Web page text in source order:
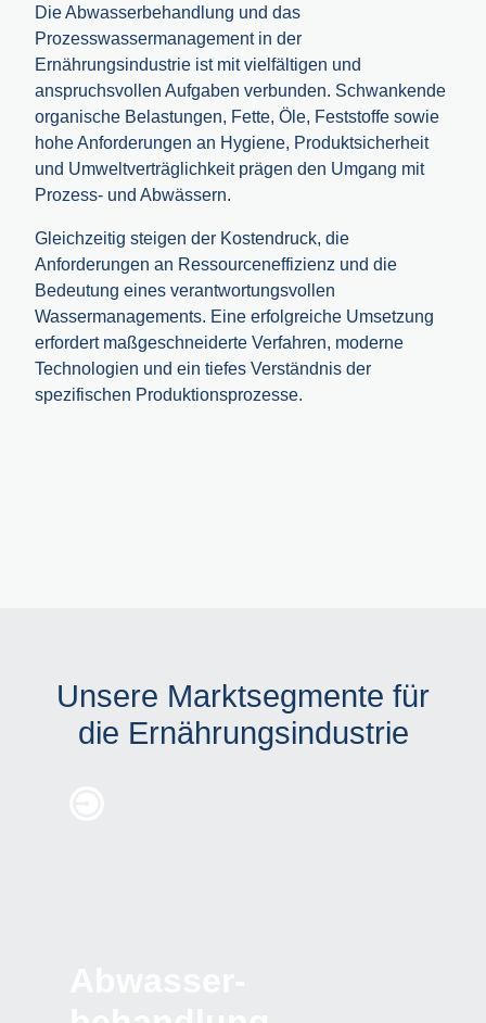
Die Abwasserbehandlung und das
Prozesswassermanagement in der
Ernährungsindustrie ist mit vielfältigen und
anspruchsvollen Aufgaben verbunden. Schwankende
organische Belastungen, Fette, Öle, Feststoffe sowie
hohe Anforderungen an Hygiene, Produktsicherheit
und Umwelt­verträglichkeit prägen den Umgang mit
Prozess- und Abwässern.
Gleichzeitig steigen der Kostendruck, die
Anforderungen an Ressourcen­effizienz und die
Bedeutung eines verantwortungsvollen
Wassermanagements. Eine erfolgreiche Umsetzung
erfordert maßgeschneiderte Verfahren, moderne
Technologien und ein tiefes Verständnis der
spezifischen Produktionsprozesse.
Unsere Marktsegmente für
die Ernährungsindustrie